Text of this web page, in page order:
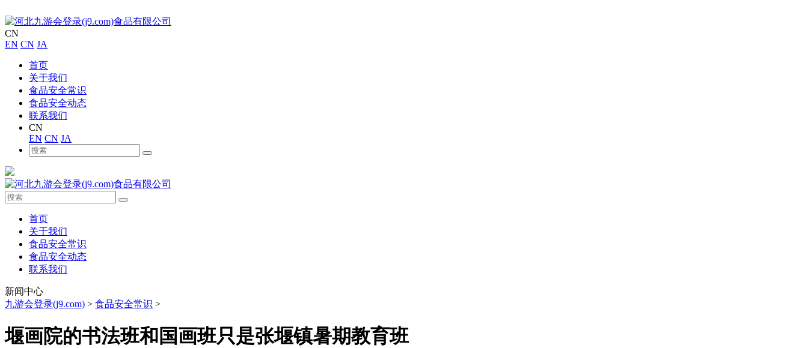
CN
EN CN JA
首页
关于我们
食品安全常识
食品安全动态
联系我们
CN
EN CN JA
首页
关于我们
食品安全常识
食品安全动态
联系我们
新闻中心
九游会登录(j9.com) > 食品安全常识 >
堰画院的书法班和国画班只是张堰镇暑期教育班